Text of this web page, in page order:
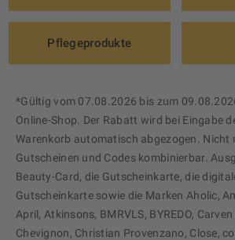
Pflegeprodukte
*Gültig vom 07.08.2026 bis zum
Online-Shop. Der Rabatt wird bei Eingabe
Warenkorb automatisch abgezogen. Nicht
Gutscheinen und Codes kombinierbar.
Beauty-Card, die Gutscheinkarte, die
Gutscheinkarte sowie die Marken Aholic,
April, Atkinsons, BMRVLS, BYREDO,
Chevignon, Christian Provenzano, Close,